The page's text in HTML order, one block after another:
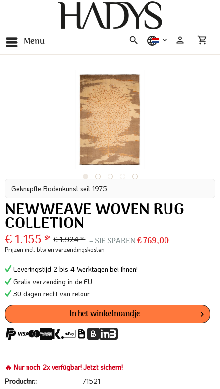
Menu nederlands
Geknüpfte Bodenkunst seit 1975
NEWWEAVE WOVEN RUG
COLLETION
€ 1.155 * € 1.924 * – SIE SPAREN€ 769,00
Prijzen incl. btwen verzendingskosten
Leveringstijd 2 bis 4 Werktagen bei Ihnen!
Gratis verzending in de EU
30 dagen recht van retour
In het winkelmandje
🔥 Nur noch 2x verfügbar! Jetzt sichern!
Productnr.:
71521